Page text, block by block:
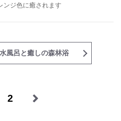
ンジ色に癒されます
風呂と癒しの森林浴
2